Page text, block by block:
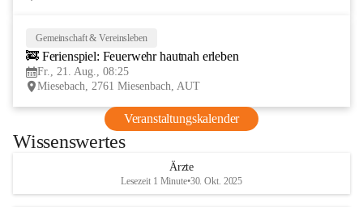
Gemeinschaft & Vereinsleben
🚒 Ferienspiel: Feuerwehr hautnah erleben
Fr., 21. Aug., 08:25
Miesebach, 2761 Miesenbach, AUT
Veranstaltungskalender
Wissenswertes
Ärzte
Lesezeit 1 Minute•30. Okt. 2025